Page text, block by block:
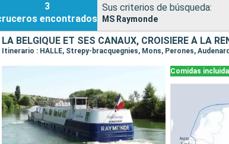
3
encontrados
Sus criterios de búsqueda:
MS Raymonde
Itinerario : HALLE, Strepy-bracquegnies, Mons, Perones,
Comidas